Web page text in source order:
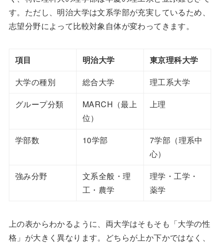
す。ただし、明治大学は文系学部が充実しているため、
志望分野によって比較対象自体が変わってきます。
項目 明治大学
東京理科大学
大学の種別
総合大学
理工系大学
グループ分類
MARCH（最上
位）
上理
学部数 10学部
7学部（理系中
心）
強み分野
文系全般・理
工・農学
理学・工学・
薬学
上の表からわかるように、両大学はそもそも「大学の性
格」が大きく異なります。どちらが上か下かではなく、